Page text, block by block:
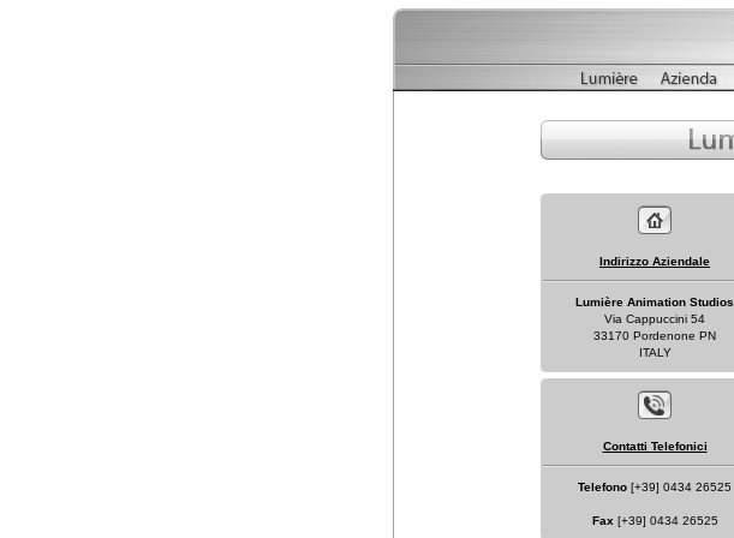
Indirizzo Aziendale
Lumière Animation Studios
Via Cappuccini 54
33170 Pordenone PN
ITALY
Contatti Telefonici
Telefono [+39] 0434 26525
Fax [+39] 0434 26525